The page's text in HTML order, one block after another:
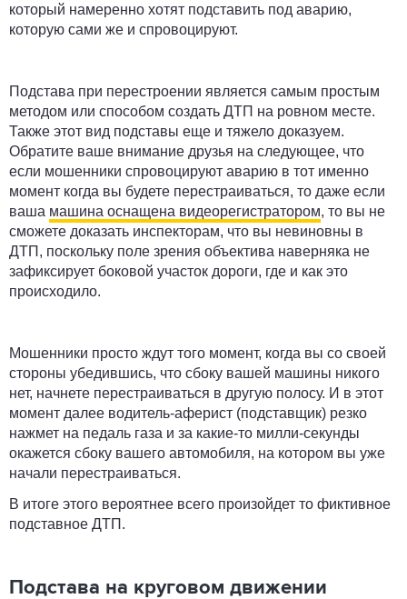
который намеренно хотят подставить под аварию,
которую сами же и спровоцируют.
Подстава при перестроении является самым простым
методом или способом создать ДТП на ровном месте.
Также этот вид подставы еще и тяжело доказуем.
Обратите ваше внимание друзья на следующее, что
если мошенники спровоцируют аварию в тот именно
момент когда вы будете перестраиваться, то даже если
ваша машина оснащена видеорегистратором, то вы не
сможете доказать инспекторам, что вы невиновны в
ДТП, поскольку поле зрения объектива наверняка не
зафиксирует боковой участок дороги, где и как это
происходило.
Мошенники просто ждут того момент, когда вы со своей
стороны убедившись, что сбоку вашей машины никого
нет, начнете перестраиваться в другую полосу. И в этот
момент далее водитель-аферист (подставщик) резко
нажмет на педаль газа и за какие-то милли-секунды
окажется сбоку вашего автомобиля, на котором вы уже
начали перестраиваться.
В итоге этого вероятнее всего произойдет то фиктивное
подставное ДТП.
Подстава на круговом движении